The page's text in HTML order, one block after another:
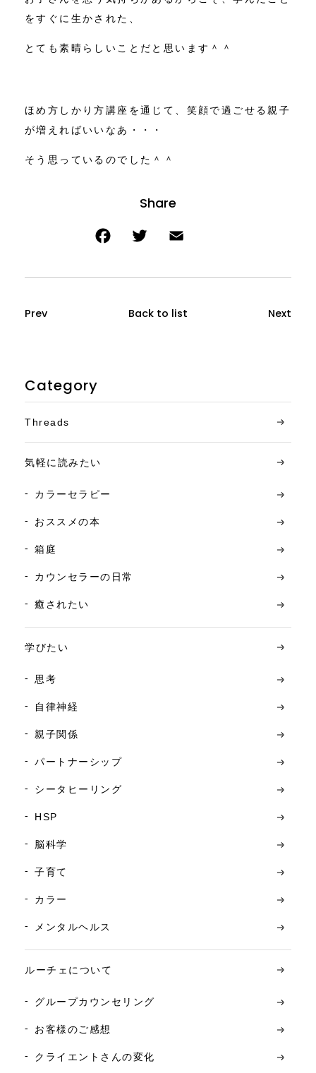
をすぐに生かされた、
とても素晴らしいことだと思います＾＾
ほめ方しかり方講座を通じて、笑顔で過ごせる親子
が増えればいいなあ・・・
そう思っているのでした＾＾
Prev Back to list Next
Category
Threads
気軽に読みたい
カラーセラピー
おススメの本
箱庭
カウンセラーの日常
癒されたい
学びたい
思考
自律神経
親子関係
パートナーシップ
シータヒーリング
HSP
脳科学
子育て
カラー
メンタルヘルス
ルーチェについて
グループカウンセリング
お客様のご感想
クライエントさんの変化